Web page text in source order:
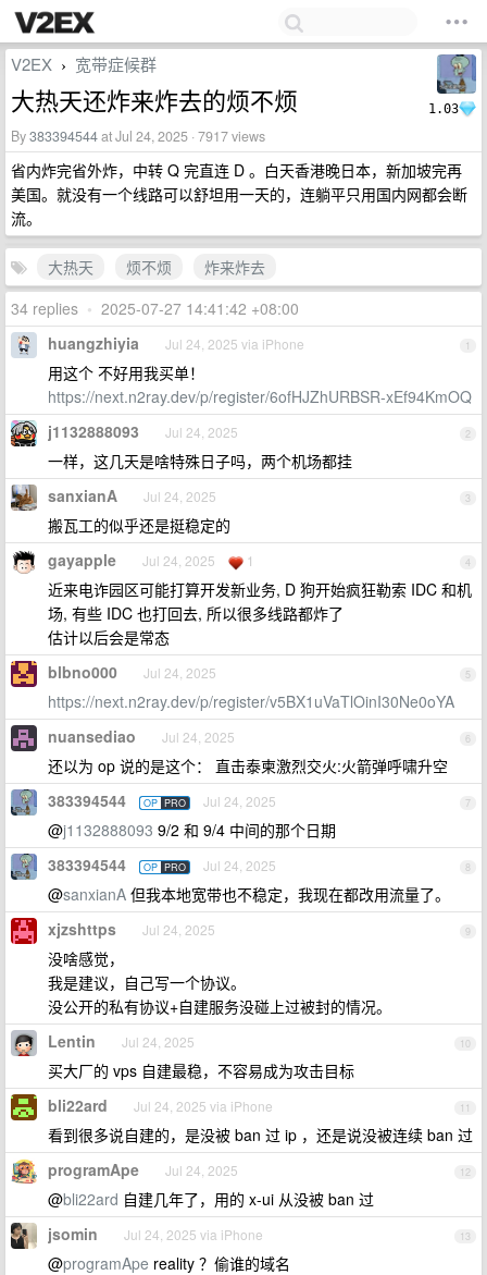
1.03
V2EX › 宽带症候群
大热天还炸来炸去的烦不烦
By383394544at Jul 24, 2025 · 7917 views
省内炸完省外炸，中转 Q 完直连 D 。白天香港晚日本，新加坡完再
美国。就没有一个线路可以舒坦用一天的，连躺平只用国内网都会断
流。
大热天 烦不烦
炸来炸去
34 replies • 2025-07-27 14:41:42 +08:00
1
huangzhiyia Jul 24, 2025 via iPhone
用这个 不好用我买单！
https://next.n2ray.dev/p/register/6ofHJZhURBSR-xEf94KmOQ
2
j1132888093 Jul 24, 2025
一样，这几天是啥特殊日子吗，两个机场都挂
3
sanxianA Jul 24, 2025
搬瓦工的似乎还是挺稳定的
4
gayapple Jul 24, 2025 1
近来电诈园区可能打算开发新业务, D 狗开始疯狂勒索 IDC 和机
场, 有些 IDC 也打回去, 所以很多线路都炸了
估计以后会是常态
5
blbno000 Jul 24, 2025
https://next.n2ray.dev/p/register/v5BX1uVaTlOinI30Ne0oYA
6
nuansediao Jul 24, 2025
还以为 op 说的是这个： 直击泰柬激烈交火:火箭弹呼啸升空
7
383394544 OP PRO Jul 24, 2025
@j1132888093 9/2 和 9/4 中间的那个日期
8
383394544 OP PRO Jul 24, 2025
@sanxianA 但我本地宽带也不稳定，我现在都改用流量了。
9
xjzshttps Jul 24, 2025
没啥感觉，
我是建议，自己写一个协议。
没公开的私有协议+自建服务没碰上过被封的情况。
10
Lentin Jul 24, 2025
买大厂的 vps 自建最稳，不容易成为攻击目标
11
bli22ard Jul 24, 2025 via iPhone
看到很多说自建的，是没被 ban 过 ip ，还是说没被连续 ban 过
12
programApe Jul 24, 2025
@bli22ard 自建几年了，用的 x-ui 从没被 ban 过
13
jsomin Jul 24, 2025 via iPhone
@programApe reality ？偷谁的域名